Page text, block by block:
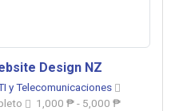
Design NZ
y Telecomunicaciones
1,000 ₱ - 5,000 ₱